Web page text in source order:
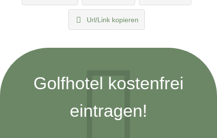
Url/Link kopieren
Golfhotel kostenfrei
eintragen!